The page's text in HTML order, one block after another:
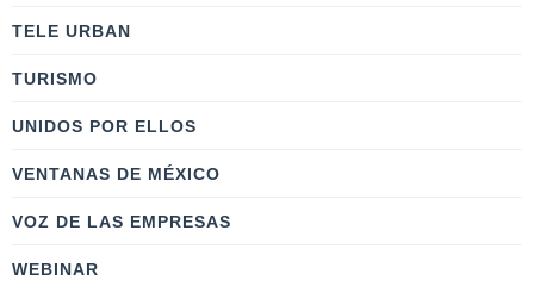
TELE URBAN
TURISMO
UNIDOS POR ELLOS
VENTANAS DE MÉXICO
VOZ DE LAS EMPRESAS
WEBINAR